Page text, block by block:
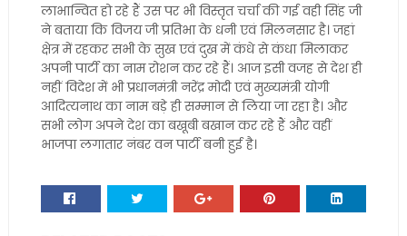
लाभान्वित हो रहे हैं उस पर भी विस्तृत चर्चा की गई वही सिंह जी
ने बताया कि विजय जी प्रतिभा के धनी एवं मिलनसार है। जहां
क्षेत्र में रहकर सभी के सुख एवं दुख में कंधे से कंधा मिलाकर
अपनी पार्टी का नाम रोशन कर रहे हैं। आज इसी वजह से देश ही
नहीं विदेश में भी प्रधानमंत्री नरेंद्र मोदी एवं मुख्यमंत्री योगी
आदित्यनाथ का नाम बड़े ही सम्मान से लिया जा रहा है। और
सभी लोग अपने देश का बखूबी बखान कर रहे हैं और वहीं
भाजपा लगातार नंबर वन पार्टी बनी हुई है।